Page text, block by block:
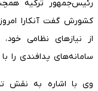
رئیس‌جمهور ترکیه
کشورش گفت آنکارا
از نیازهای نظامی
سامانه‌های پدافندی را
وی با اشاره به نقش